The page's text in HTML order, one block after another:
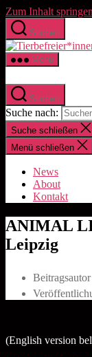
Zum Inhalt springen
Suchen
Menü
Suchen
Suche nach:
Suche schließen
Menü schließen
News
About
Kontakt
ANIMAL
Leipzig
Beitragsautor
(English version